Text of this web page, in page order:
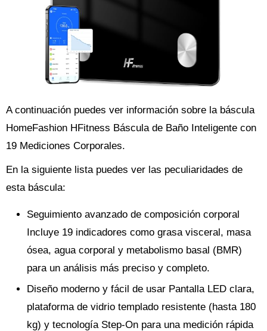
A continuación puedes ver información sobre la báscula
HomeFashion HFitness Báscula de Baño Inteligente con
19 Mediciones Corporales.
En la siguiente lista puedes ver las peculiaridades de
esta báscula:
Seguimiento avanzado de composición corporal
Incluye 19 indicadores como grasa visceral, masa
ósea, agua corporal y metabolismo basal (BMR)
para un análisis más preciso y completo.
Diseño moderno y fácil de usar Pantalla LED clara,
plataforma de vidrio templado resistente (hasta 180
kg) y tecnología Step-On para una medición rápida